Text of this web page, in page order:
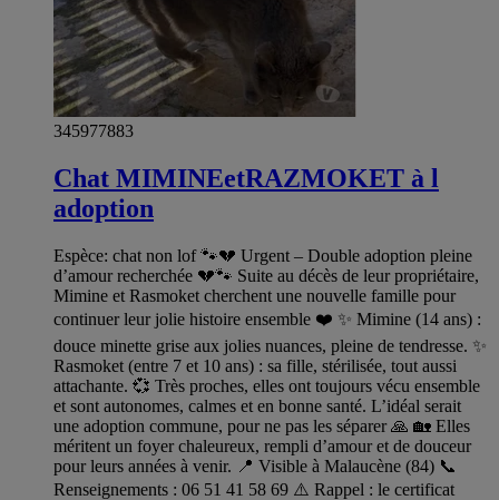
345977883
Chat MIMINEetRAZMOKET à l
adoption
Espèce: chat non lof 🐾💔 Urgent – Double adoption pleine
d’amour recherchée 💔🐾 Suite au décès de leur propriétaire,
Mimine et Rasmoket cherchent une nouvelle famille pour
continuer leur jolie histoire ensemble ❤️ ✨ Mimine (14 ans) :
douce minette grise aux jolies nuances, pleine de tendresse. ✨
Rasmoket (entre 7 et 10 ans) : sa fille, stérilisée, tout aussi
attachante. 💞 Très proches, elles ont toujours vécu ensemble
et sont autonomes, calmes et en bonne santé. L’idéal serait
une adoption commune, pour ne pas les séparer 🙏 🏡 Elles
méritent un foyer chaleureux, rempli d’amour et de douceur
pour leurs années à venir. 📍 Visible à Malaucène (84) 📞
Renseignements : 06 51 41 58 69 ⚠️ Rappel : le certificat